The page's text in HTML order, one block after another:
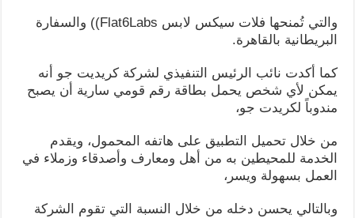
والتي تُمنحها فلات سيكس لابس Flat6Labs)) والسفارة
البريطانية بالقاهرة.
كما أكدت نائب الرئيس التنفيذي لشركة كريديت جو أنه
يمكن لأي شخص يحمل بطاقة رقم قومي سارية أن يصبح
مندوباً لكريدت جو،
من خلال تحميل التطبيق على هاتفه المحمول، ويقدم
الخدمة للمحيطين به من أهل ومعارف وأصدقاء وزملاء في
العمل بسهولة ويسر،
وبالتالي يحسن دخله من خلال النسبة التي تقوم الشركة